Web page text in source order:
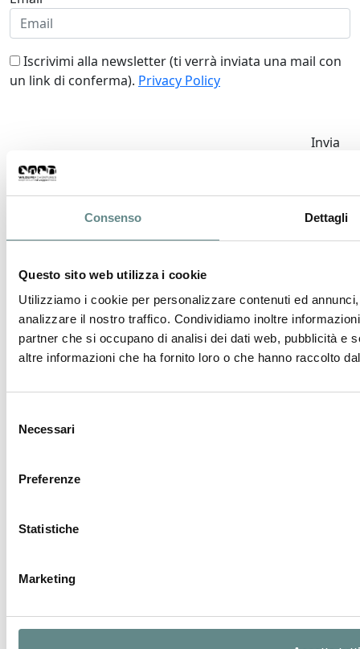
Consenso Dettagli
Questo sito web utilizza i cookie
Utilizziamo i cookie per personalizzare contenuti ed
analizzare il nostro traffico. Condividiamo inoltre
partner che si occupano di analisi dei dati web, pubblicità e
altre informazioni che ha fornito loro o che hanno raccolto
delNecessari
Preferenze
Statistiche
Marketing
Iscrivimi alla newsletter (ti verrà inviata una mail con
un link di conferma). Privacy Policy
Invia
Richiedi informazioni
Nome *
Email *
Telefono